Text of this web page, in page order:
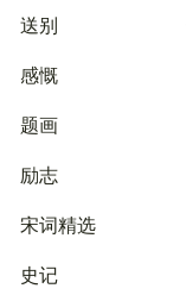
送别
感慨
题画
励志
宋词精选
史记